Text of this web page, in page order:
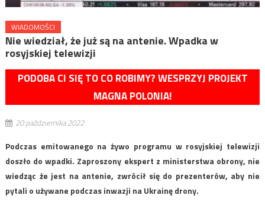
WIADOMOŚCI
Nie wiedział, że już są na antenie. Wpadka w
rosyjskiej telewizji
PODOBA CI SIĘ TO CO ROBIMY? WESPRZYJ PROJEKT
MAGNA POLONIA!
20 października 2022
Podczas emitowanego na żywo programu w rosyjskiej telewizji
doszło do wpadki. Zaproszony ekspert z ministerstwa obrony, nie
wiedząc że jest na antenie, zwrócił się do prezenterów, aby nie
pytali o używane podczas inwazji na Ukrainę drony.